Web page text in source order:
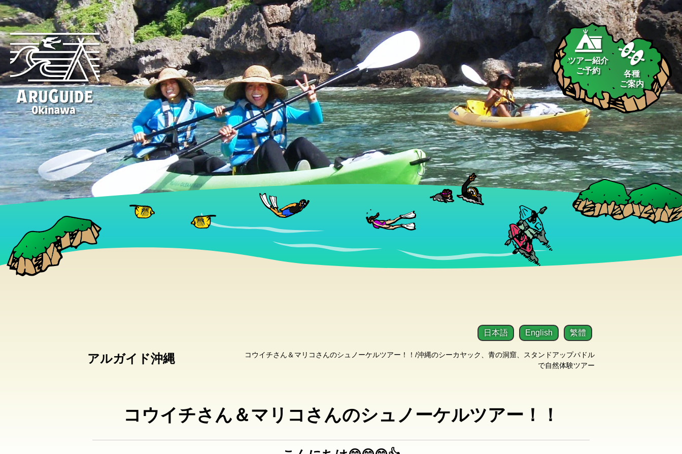
ツアー紹介
ご予約
各種
ご案内
アルガイド沖縄
コウイチさん＆マリコさんのシュノーケルツアー！！/沖縄のシーカヤック、青の洞窟、スタンドアップパドル
で自然体験ツアー
日本語 English 繁體
コウイチさん＆マリコさんのシュノーケルツアー！！